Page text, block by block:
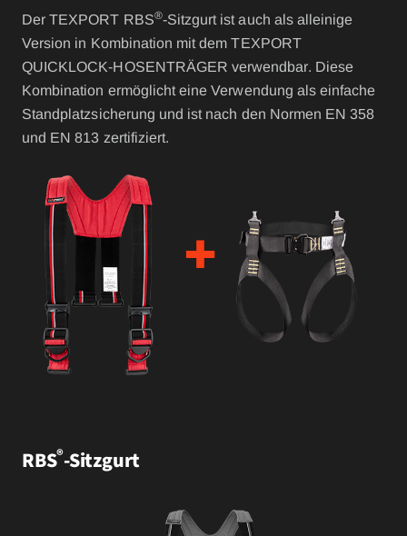
Der TEXPORT RBS®-Sitzgurt ist auch als alleinige
Version in Kombination mit dem TEXPORT
QUICKLOCK-HOSENTRÄGER verwendbar. Diese
Kombination ermöglicht eine Verwendung als einfache
Standplatzsicherung und ist nach den Normen EN 358
und EN 813 zertifiziert.
RBS®-Sitzgurt